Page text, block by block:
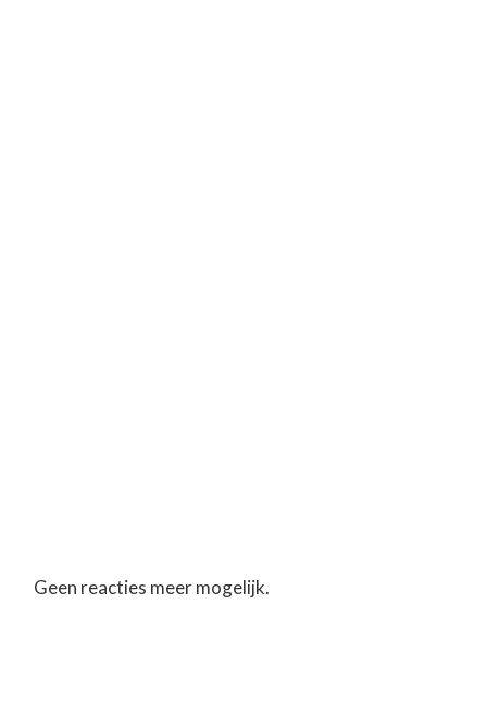
Geen reacties meer mogelijk.